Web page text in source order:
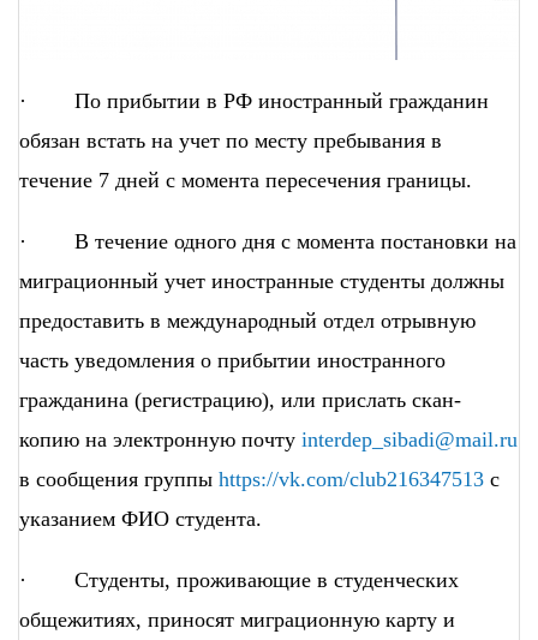
· По прибытии в РФ иностранный гражданин
обязан встать на учет по месту пребывания в
течение 7 дней с момента пересечения границы.
· В течение одного дня с момента постановки на
миграционный учет иностранные студенты должны
предоставить в международный отдел отрывную
часть уведомления о прибытии иностранного
гражданина (регистрацию), или прислать скан-
копию на электронную почту interdep_sibadi@mail.ru
в сообщения группы https://vk.com/club216347513 с
указанием ФИО студента.
· Студенты, проживающие в студенческих
общежитиях, приносят миграционную карту и